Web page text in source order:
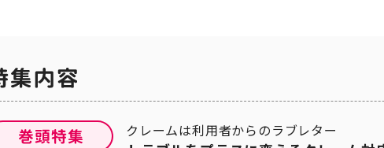
クレームは利用者からのラブレター